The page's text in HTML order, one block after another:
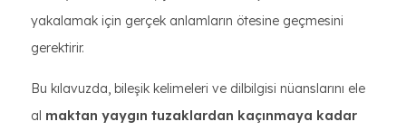
yakalamak için gerçek anlamların ötesine geçmesini
gerektirir.
Bu kılavuzda, bileşik kelimeleri ve dilbilgisi nüanslarını ele
al maktan yaygın tuzaklardan kaçınmaya kadar